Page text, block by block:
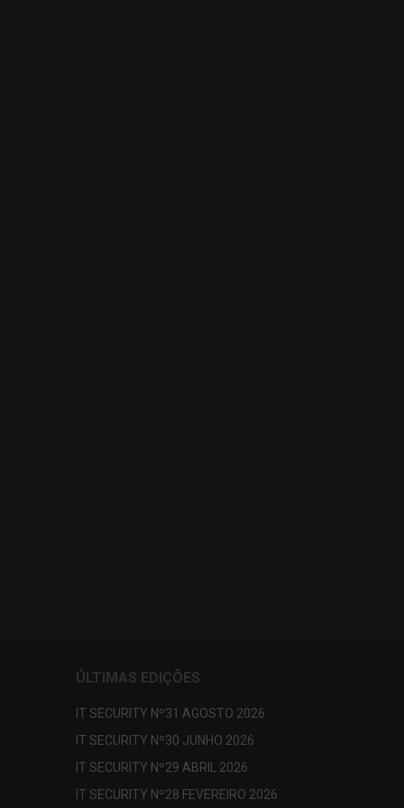
ÚLTIMAS EDIÇÕES
IT SECURITY Nº31 AGOSTO 2026
IT SECURITY Nº30 JUNHO 2026
IT SECURITY Nº29 ABRIL 2026
IT SECURITY Nº28 FEVEREIRO 2026